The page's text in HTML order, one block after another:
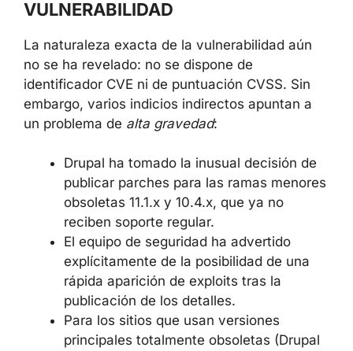
VULNERABILIDAD
La naturaleza exacta de la vulnerabilidad aún
no se ha revelado: no se dispone de
identificador CVE ni de puntuación CVSS. Sin
embargo, varios indicios indirectos apuntan a
un problema de alta gravedad:
Drupal ha tomado la inusual decisión de
publicar parches para las ramas menores
obsoletas 11.1.x y 10.4.x, que ya no
reciben soporte regular.
El equipo de seguridad ha advertido
explícitamente de la posibilidad de una
rápida aparición de exploits tras la
publicación de los detalles.
Para los sitios que usan versiones
principales totalmente obsoletas (Drupal